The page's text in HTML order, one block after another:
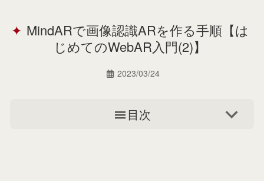
Portfolio
Support
MindARで画像認識ARを作る手順【は
じめてのWebAR入門(2)】
2023/03/24
目次